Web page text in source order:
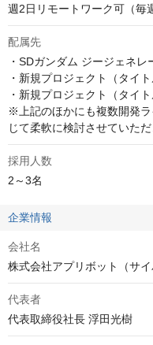
週2日リモートワーク可（毎
配属先
・SDガンダム ジージェネ
・新規プロジェクト（タイ
・新規プロジェクト（タイ
※上記のほかにも複数開発
じて柔軟に検討させていただ
採用人数
2～3名
企業情報
会社名
株式会社アプリボット（サ
代表者